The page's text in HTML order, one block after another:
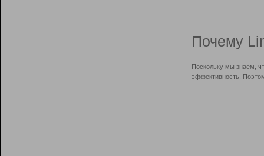
Почему
Поскольку мы знаем,
эффективность.